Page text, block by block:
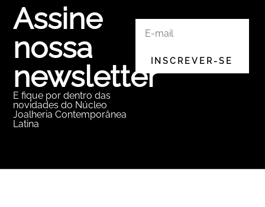
Assine
nossa
newsletter
E fique por dentro das
novidades do Núcleo
Joalheria Contemporânea
Latina